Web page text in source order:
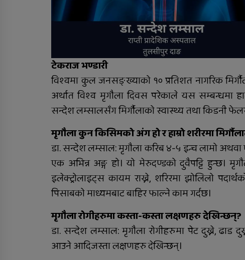
स्वास्थ्य शिविर सञ्चालन हुने
टेकराज भण्डारी
विश्वमा कुल जनसङ्ख्याको १० प्रतिशत नागरिक
अर्थात विश्व मृगौला दिवस परेकाले यस सम्बन्धमा
सन्देश लम्सालसँग मिर्गौलाको स्वास्थ्य तथा किडनी
मृगौला कुन किसिमको अंग हो र हाम्रो शरीरमा
डा. सन्देश लम्साल: मृगौला करिब ४-५ इन्च लामो अथवा
एक अभिन्न अङ्ग हो। यो मेरुदण्डको दुवैपट्टि हुन्छ।
इलेक्ट्रोलाइट्स कायम राख्ने, शरिरमा झोलिलो
पिसाबको माध्यमबाट बाहिर फाल्ने काम गर्दछ।
मृगौला रोगीहरुमा कस्ता-कस्ता लक्षणहरु देखिन्छन्?
डा. सन्देश लम्साल: मृगौला रोगीहरुमा पेट दुख्ने, ढाड
आउने आदिजस्ता लक्षणहरु देखिन्छन्।